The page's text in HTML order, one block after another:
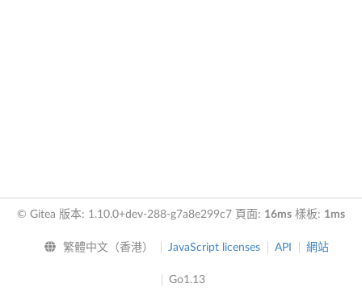
© Gitea 版本: 1.10.0+dev-288-g7a8e299c7 頁面: 16ms 樣板: 1ms
繁體中文（香港） JavaScript licenses API 網站
Go1.13